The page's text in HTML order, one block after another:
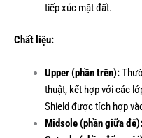
tiếp xúc mặt đất.
Chất liệu:
Upper (phần trên):
thuật, kết hợp với các
Shield được tích hợp
Midsole (phần giữa đế):